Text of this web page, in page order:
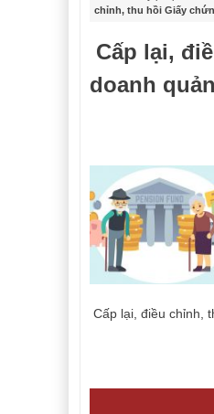
chỉnh, thu hồi Giấy
Cấp lại,
doanh
Cấp lại, điều chỉnh,